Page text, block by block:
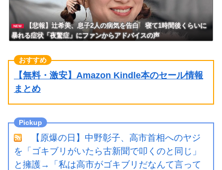
NEW
【悲報】辻希美、息子2人の病気を告白 寝て1時間後くらいに
暴れる症状「夜驚症」にファンからアドバイスの声
【無料・激安】Amazon Kindle本のセール情報
まとめ
【原爆の日】中野彰子、高市首相へのヤジ
を「ゴキブリがいたら古新聞で叩くのと同じ」
と擁護→「私は高市がゴキブリだなんて言って